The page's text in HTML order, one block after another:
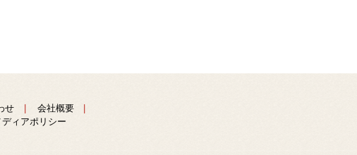
せ
会社概要
ィアポリシー